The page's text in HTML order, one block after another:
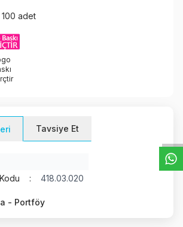
100 adet
Tavsiye Et
: 418.03.020
- Portföy